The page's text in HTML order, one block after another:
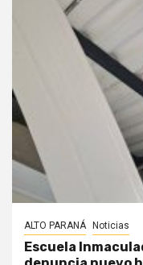
ALTO PARANÁ Noticias
Escuela